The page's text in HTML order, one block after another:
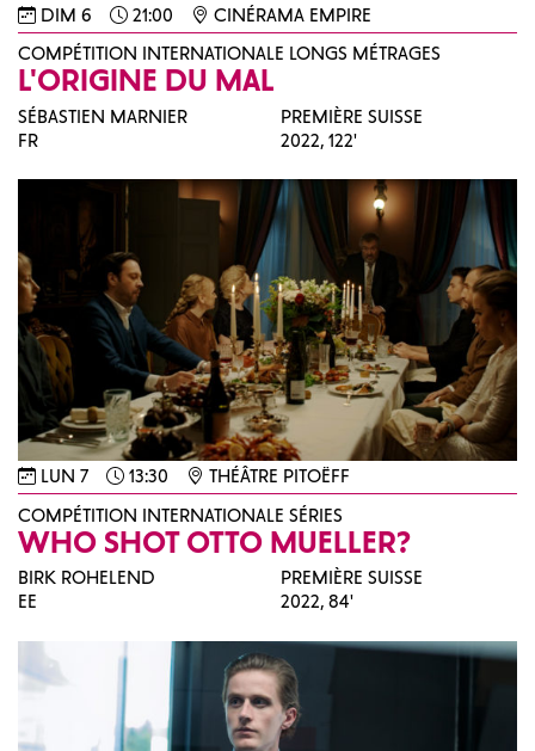
DIM 6 21:00
CINÉRAMA EMPIRE
COMPÉTITION INTERNATIONALE LONGS MÉTRAGES
L'ORIGINE DU MAL
SÉBASTIEN MARNIER
FR
PREMIÈRE SUISSE
2022,122'
LUN 7 13:30
THÉÂTRE PITOËFF
COMPÉTITION INTERNATIONALE SÉRIES
WHO SHOT OTTO MUELLER?
BIRK ROHELEND
EE
PREMIÈRE SUISSE
2022,84'